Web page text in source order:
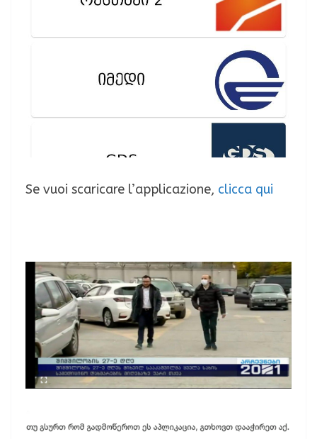
Se vuoi scaricare l’applicazione, clicca qui